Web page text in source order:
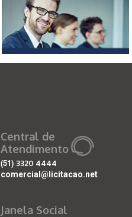
Central de
Atendimento
(51) 3320 4444
comercial@licitacao.net
Janela Social